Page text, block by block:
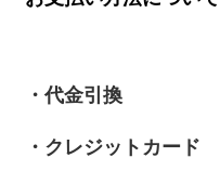
・代金引換
・クレジットカード